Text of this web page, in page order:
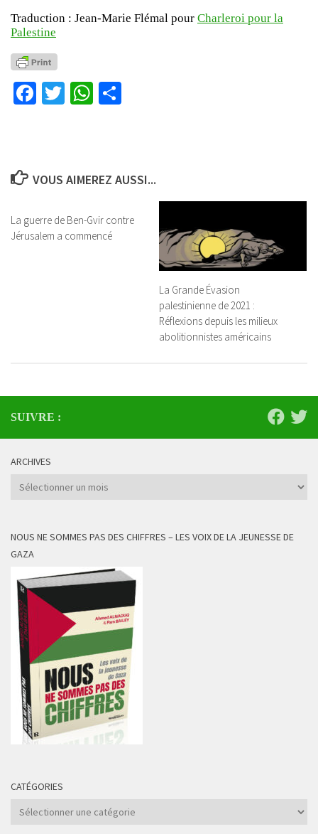
Traduction : Jean-Marie Flémal pour Charleroi pour la
Palestine
Facebook
TwitterWhatsApp
VOUS AIMEREZ AUSSI...
La guerre de Ben-Gvir contre
Jérusalem a commencé
La Grande Évasion
palestinienne de 2021 :
Réflexions depuis les milieux
abolitionnistes américains
SUIVRE :
ARCHIVES
Archives
NOUS NE SOMMES PAS DES CHIFFRES – LES VOIX DE LA JEUNESSE DE
GAZA
CATÉGORIES
Catégories